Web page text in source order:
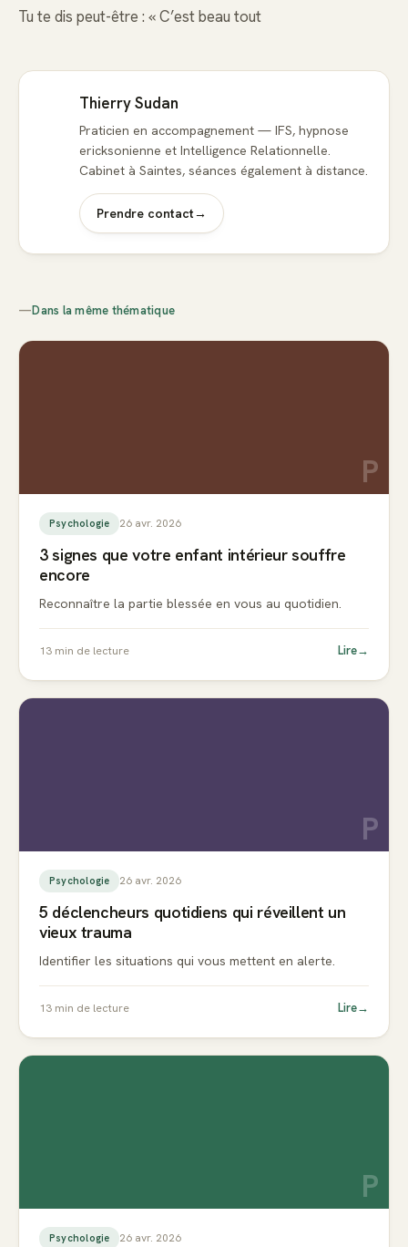
Tu te dis peut-être : « C’est beau tout
Thierry Sudan
Praticien en accompagnement — IFS, hypnose
ericksonienne et Intelligence Relationnelle.
Cabinet à Saintes, séances également à distance.
Prendre contact→
—Dans la même thématique
P
Psychologie 26 avr. 2026
3 signes que votre enfant intérieur souffre
encore
Reconnaître la partie blessée en vous au quotidien.
13 min de lecture Lire→
P
Psychologie 26 avr. 2026
5 déclencheurs quotidiens qui réveillent un
vieux trauma
Identifier les situations qui vous mettent en alerte.
13 min de lecture Lire→
P
Psychologie 26 avr. 2026